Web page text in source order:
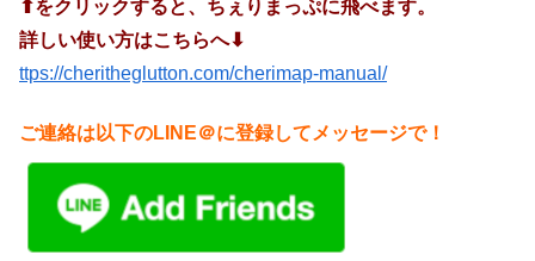
⬆︎をクリックすると、ちぇりまっぷに飛べます。
詳しい使い方はこちらへ⬇︎
ttps://cheritheglutton.com/cherimap-manual/
ご連絡は以下のLINE＠に登録してメッセージで！